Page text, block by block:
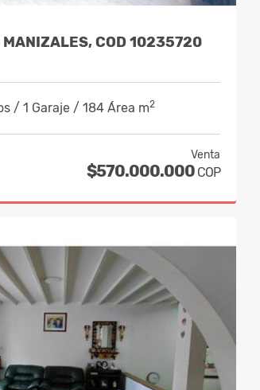
MANIZALES, COD 10235720
/ 1 Garaje / 184 Área m2
Venta
$570.000.000 COP